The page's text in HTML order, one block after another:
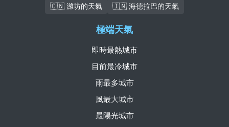
🇨🇳 濰坊的天氣
🇮🇳 海德拉巴的天氣
極端天氣
即時最熱城市
目前最冷城市
雨最多城市
風最大城市
最陽光城市